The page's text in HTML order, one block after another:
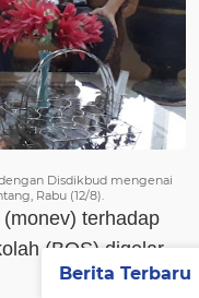
Disdikbud mengenai
Rabu (12/8).
terhadap
(BOS) digelar
Berita Terbaru